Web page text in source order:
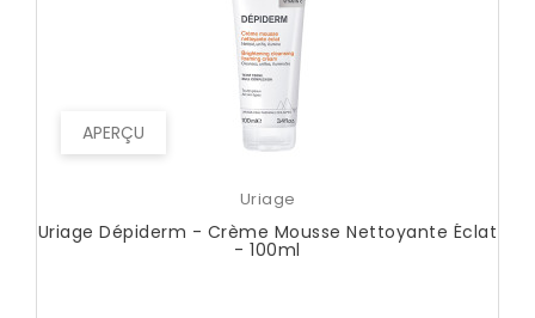
APERÇU
Uriage
Uriage Dépiderm - Crème Mousse Nettoyante Éclat
- 100ml